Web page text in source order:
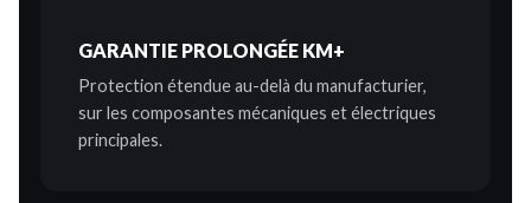
GARANTIE PROLONGÉE KM+
Protection étendue au-delà du manufacturier,
sur les composantes mécaniques et électriques
principales.